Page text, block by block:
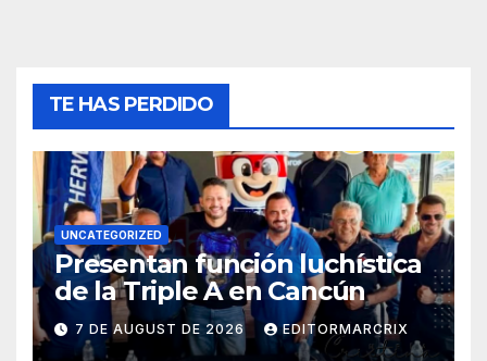
TE HAS PERDIDO
UNCATEGORIZED
Presentan función luchística
de la Triple A en Cancún
7 DE AUGUST DE 2026 EDITORMARCRIX